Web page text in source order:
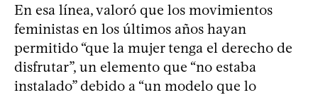
En esa línea, valoró que los movimientos
feministas en los últimos años hayan
permitido “que la mujer tenga el derecho de
disfrutar”, un elemento que “no estaba
instalado” debido a “un modelo que lo